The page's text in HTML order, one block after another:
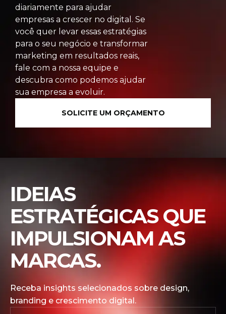
diariamente para ajudar
empresas a crescer no digital. Se
você quer levar essas estratégias
para o seu negócio e transformar
marketing em resultados reais,
fale com a nossa equipe e
descubra como podemos ajudar
sua empresa a evoluir.
SOLICITE UM ORÇAMENTO
IDEIAS
ESTRATÉGICAS QUE
IMPULSIONAM AS
MARCAS.
Receba insights selecionados sobre design,
branding e crescimento digital.